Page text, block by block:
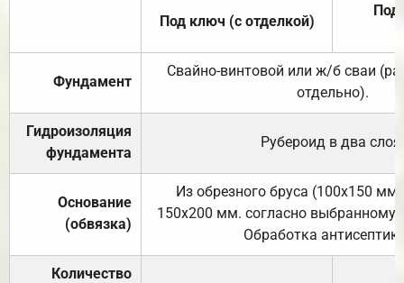
Под ключ (с отделкой)
Под
Фундамент
Свайно-винтовой или ж/б сваи
отдельно).
Гидроизоляция
фундамента
Рубероид в два слоя.
Основание
(обвязка)
Из обрезного бруса (100х150
150х200 мм. согласно выбранному
Обработка
Количество